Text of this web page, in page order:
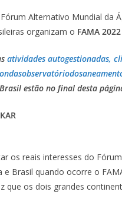
Alternativo Mundial da
organizam o FAMA
atividades autogestionadas,
estão no final desta
os reais interesses do
Brasil quando ocorre o
que os dois grandes